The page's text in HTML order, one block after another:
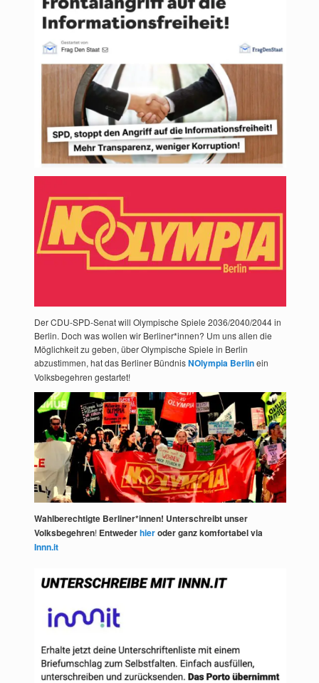
Der CDU-SPD-Senat will Olympische Spiele 2036/2040/2044 in
Berlin. Doch was wollen wir Berliner*innen? Um uns allen die
Möglichkeit zu geben, über Olympische Spiele in Berlin
abzustimmen, hat das Berliner BündnisNOlympia Berlinein
Volksbegehren gestartet!
Wahlberechtigte Berliner*innen! Unterschreibt unser
Volksbegehren! Entwederhieroder ganz komfortabel via
Innn.it